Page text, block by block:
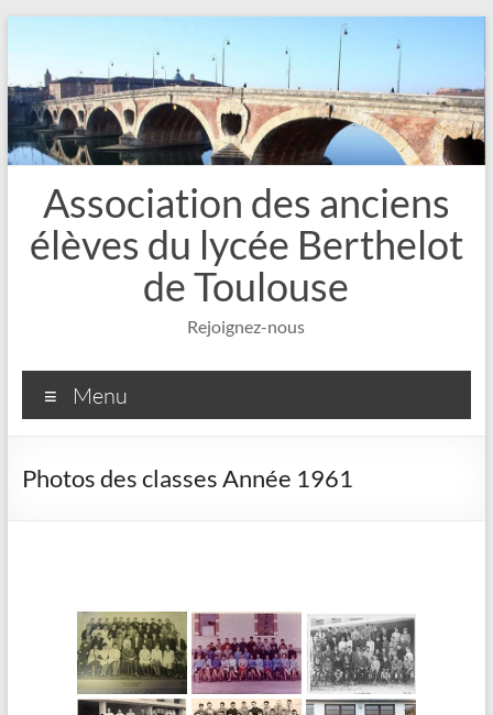
contenu
Association des anciens
élèves du lycée Berthelot
de Toulouse
Rejoignez-nous
Menu
Photos des classes Année 1961